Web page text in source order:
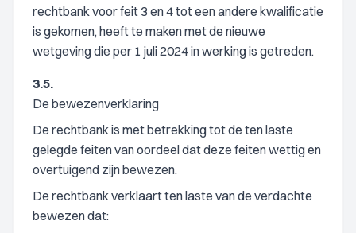
rechtbank voor feit 3 en 4 tot een andere kwalificatie
is gekomen, heeft te maken met de nieuwe
wetgeving die per 1 juli 2024 in werking is getreden.
3.5.
De bewezenverklaring
De rechtbank is met betrekking tot de ten laste
gelegde feiten van oordeel dat deze feiten wettig en
overtuigend zijn bewezen.
De rechtbank verklaart ten laste van de verdachte
bewezen dat: